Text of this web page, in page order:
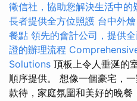
徵信社，協助您解決生活中的
長者提供全方位照護 台中外
餐點 領先的會計公司，提供
證的辦理流程
Solutions 頂板上令人垂涎的
順序提供。 想像一個豪宅，
款待，家庭氛圍和美好的晚餐